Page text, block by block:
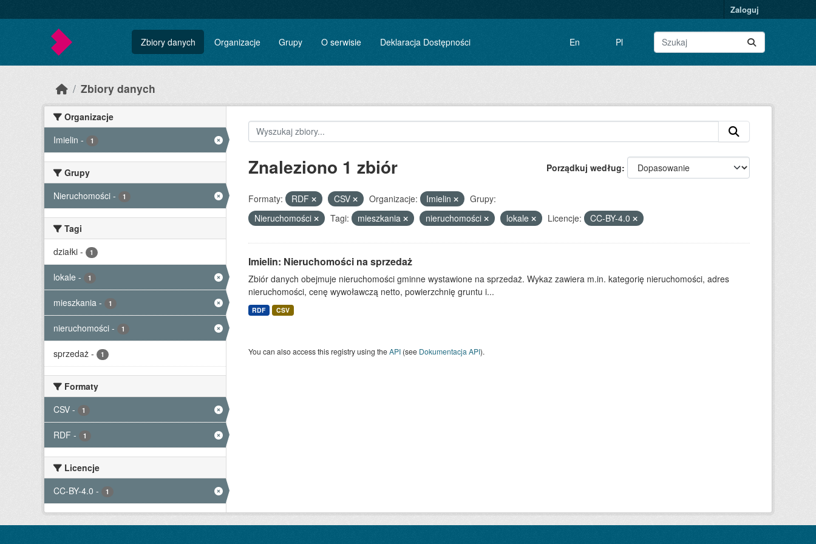
Zaloguj
Zbiory danych Organizacje Grupy O serwisie Deklaracja Dostępności En Pl
Zbiory danych
Organizacje
Imielin - 1
Grupy
Nieruchomości - 1
Tagi
działki - 1
lokale - 1
mieszkania - 1
nieruchomości - 1
sprzedaż - 1
Formaty
CSV - 1
RDF - 1
Licencje
CC-BY-4.0 - 1
Porządkuj według
Znaleziono 1 zbiór
Formaty: RDF CSV Organizacje: Imielin
Grupy:
Nieruchomości
Tagi: mieszkania nieruchomości lokale Licencje: CC-BY-4.0
Imielin: Nieruchomości na sprzedaż
Zbiór danych obejmuje nieruchomości gminne wystawione na sprzedaż. Wykaz zawiera m.in. kategorię nieruchomości, adres
nieruchomości, cenę wywoławczą netto, powierzchnię gruntu i...
RDF CSV
You can also access this registry using theAPI(see Dokumentacja API).